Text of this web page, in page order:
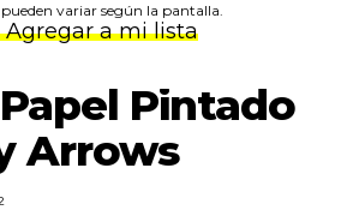
pueden variar según la pantalla.
Agregar a mi lista
Papel Pintado
Arrows